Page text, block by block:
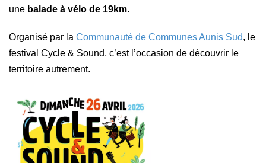
une balade à vélo de 19km.
Organisé par la Communauté de Communes Aunis Sud, le
festival Cycle & Sound, c’est l’occasion de découvrir le
territoire autrement.